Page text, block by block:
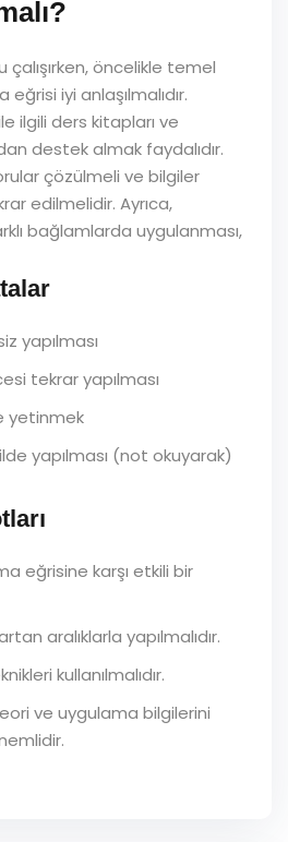
çalışırken, öncelikle temel
iyi anlaşılmalıdır.
ilgili ders kitapları ve
destek almak faydalıdır.
çözülmeli ve bilgiler
edilmelidir. Ayrıca,
bağlamlarda uygulanması,
yapılması
tekrar yapılması
yetinmek
yapılması (not okuyarak)
eğrisine karşı etkili bir
aralıklarla yapılmalıdır.
kullanılmalıdır.
ve uygulama bilgilerini